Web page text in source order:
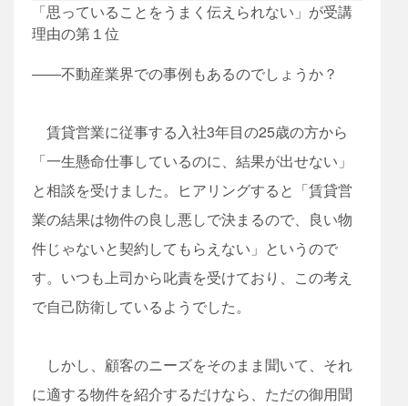
「思っていることをうまく伝えられない」が受講
理由の第１位
――不動産業界での事例もあるのでしょうか？
賃貸営業に従事する入社3年目の25歳の方から
「一生懸命仕事しているのに、結果が出せない」
と相談を受けました。ヒアリングすると「賃貸営
業の結果は物件の良し悪しで決まるので、良い物
件じゃないと契約してもらえない」というので
す。いつも上司から叱責を受けており、この考え
で自己防衛しているようでした。
しかし、顧客のニーズをそのまま聞いて、それ
に適する物件を紹介するだけなら、ただの御用聞